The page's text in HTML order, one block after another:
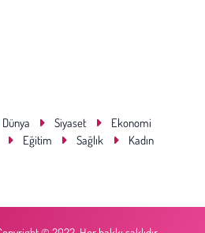
Dünya Siyaset
Ekonomi
Eğitim Sağlık
Kadın